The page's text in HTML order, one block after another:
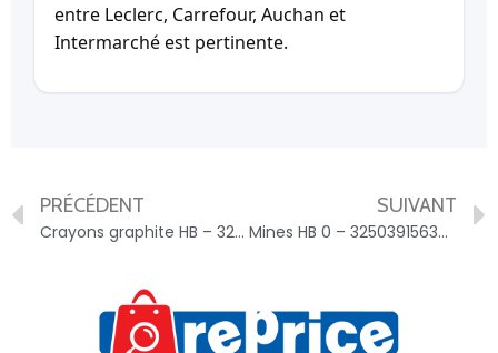
entre Leclerc, Carrefour, Auchan et
Intermarché est pertinente.
PRÉCÉDENT
Crayons graphite HB – 3250391021819
SUIVANT
Mines HB 0 – 3250391563029